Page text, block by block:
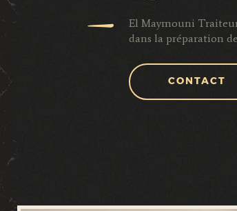
El Maymouni
dans la préparation
CONTACT